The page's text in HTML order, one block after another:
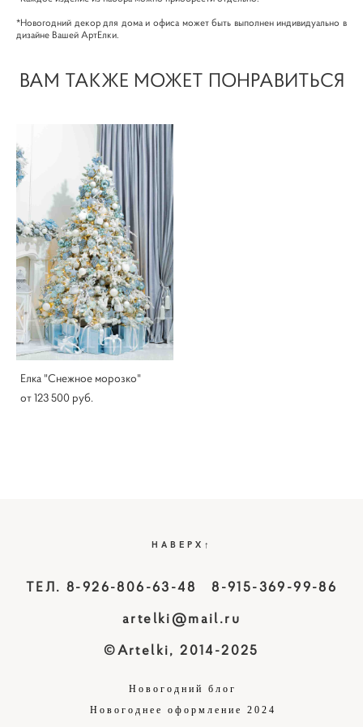
*Новогодний декор для дома и офиса может быть выполнен индивидуально в
дизайне Вашей АртЕлки.
ВАМ ТАКЖЕ МОЖЕТ ПОНРАВИТЬСЯ
Елка "Снежное морозко"
от 123 500 pуб.
НАВЕРХ↑
ТЕЛ. 8-926-806-63-48 8-915-369-99-86
artelki@mail.ru
©Artelki, 2014-2025
Новогодний блог
Новогоднее оформление 2024